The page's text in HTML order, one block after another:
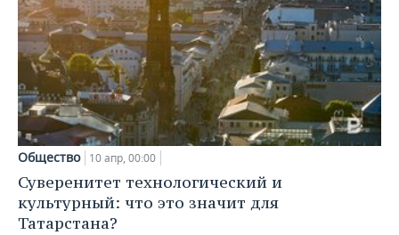
Общество 10 апр, 00:00
Суверенитет технологический и
культурный: что это значит для
Татарстана?